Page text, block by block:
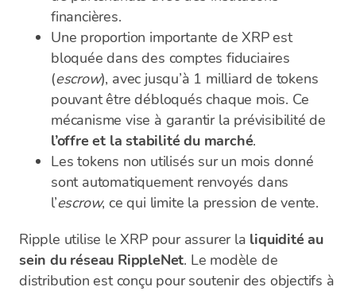
financières.
Une proportion importante de XRP est
bloquée dans des comptes fiduciaires
(escrow), avec jusqu’à 1 milliard de tokens
pouvant être débloqués chaque mois. Ce
mécanisme vise à garantir la prévisibilité de
l’offre et la stabilité du marché.
Les tokens non utilisés sur un mois donné
sont automatiquement renvoyés dans
l’escrow, ce qui limite la pression de vente.
Ripple utilise le XRP pour assurer la liquidité au
sein du réseau RippleNet. Le modèle de
distribution est conçu pour soutenir des objectifs à